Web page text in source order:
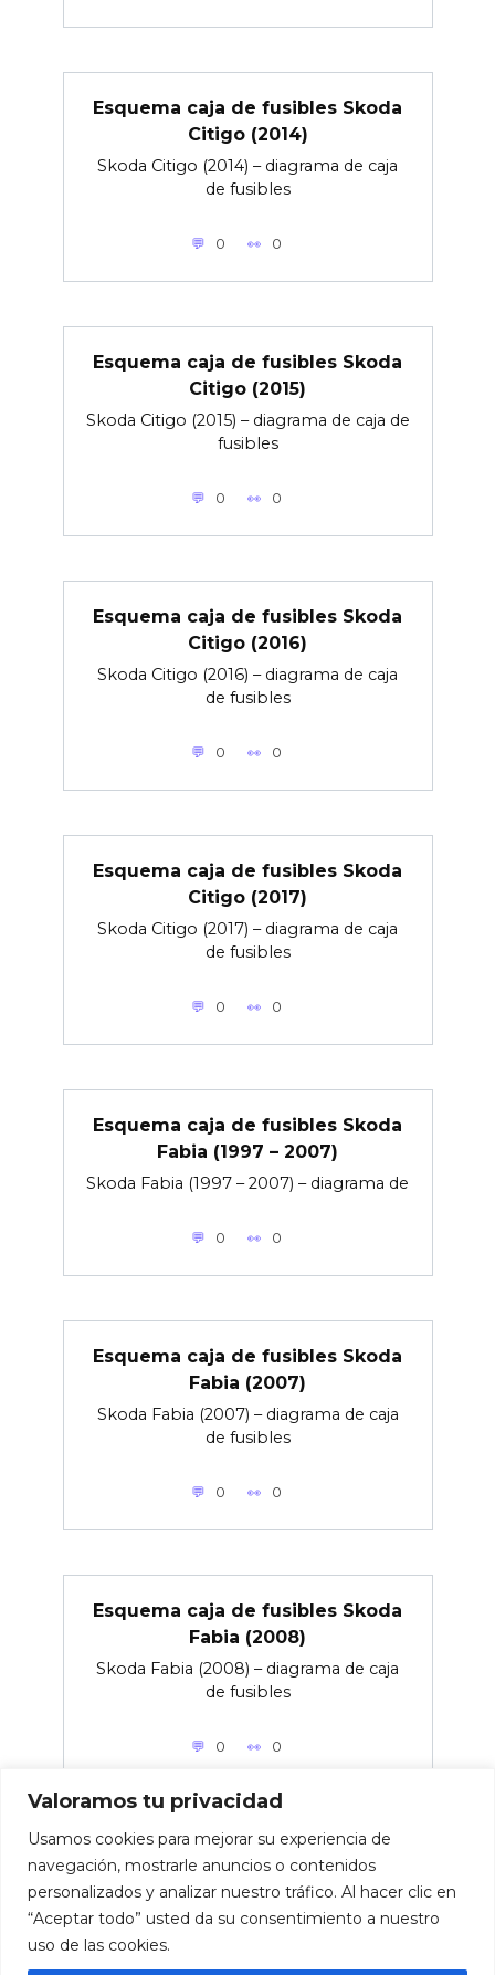
Valoramos tu privacidad
Usamos cookies para mejorar su experiencia de
navegación, mostrarle anuncios o contenidos
personalizados y analizar nuestro tráfico. Al hacer clic en
“Aceptar todo” usted da su consentimiento a nuestro
uso de las cookies.
Esquema caja de fusibles Skoda
Citigo (2014)
Skoda Citigo (2014) – diagrama de caja
de fusibles
0 0
Esquema caja de fusibles Skoda
Citigo (2015)
Skoda Citigo (2015) – diagrama de caja de
fusibles
0 0
Esquema caja de fusibles Skoda
Citigo (2016)
Skoda Citigo (2016) – diagrama de caja
de fusibles
0 0
Esquema caja de fusibles Skoda
Citigo (2017)
Skoda Citigo (2017) – diagrama de caja
de fusibles
0 0
Esquema caja de fusibles Skoda
Fabia (1997 – 2007)
Skoda Fabia (1997 – 2007) – diagrama de
0 0
Esquema caja de fusibles Skoda
Fabia (2007)
Skoda Fabia (2007) – diagrama de caja
de fusibles
0 0
Esquema caja de fusibles Skoda
Fabia (2008)
Skoda Fabia (2008) – diagrama de caja
de fusibles
0 0
© 2026 Caja de fusibles para coches.